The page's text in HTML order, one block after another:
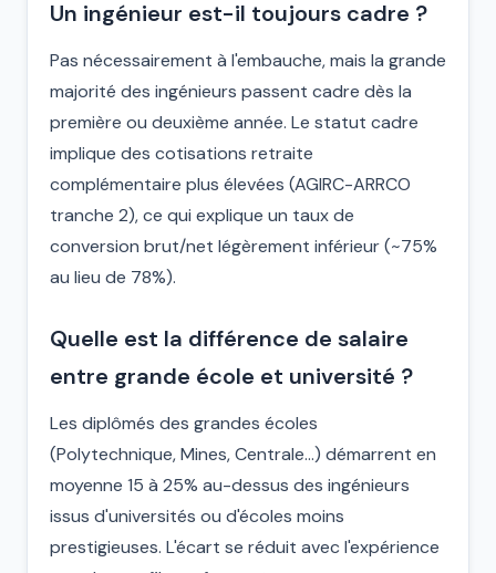
Un ingénieur est-il toujours cadre ?
Pas nécessairement à l'embauche, mais la grande
majorité des ingénieurs passent cadre dès la
première ou deuxième année. Le statut cadre
implique des cotisations retraite
complémentaire plus élevées (AGIRC-ARRCO
tranche 2), ce qui explique un taux de
conversion brut/net légèrement inférieur (~75%
au lieu de 78%).
Quelle est la différence de salaire
entre grande école et université ?
Les diplômés des grandes écoles
(Polytechnique, Mines, Centrale…) démarrent en
moyenne 15 à 25% au-dessus des ingénieurs
issus d'universités ou d'écoles moins
prestigieuses. L'écart se réduit avec l'expérience